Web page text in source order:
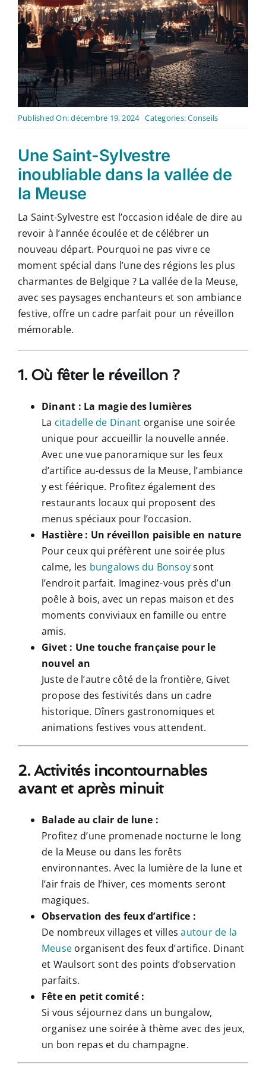
Contact
Français
Published On: décembre 19, 2024 Categories:Conseils
Une Saint-Sylvestre
inoubliable dans la vallée de
la Meuse
La Saint-Sylvestre est l’occasion idéale de dire au
revoir à l’année écoulée et de célébrer un
nouveau départ. Pourquoi ne pas vivre ce
moment spécial dans l’une des régions les plus
charmantes de Belgique ? La vallée de la Meuse,
avec ses paysages enchanteurs et son ambiance
festive, offre un cadre parfait pour un réveillon
mémorable.
1. Où fêter le réveillon ?
Dinant : La magie des lumières
La citadelle de Dinant organise une soirée
unique pour accueillir la nouvelle année.
Avec une vue panoramique sur les feux
d’artifice au-dessus de la Meuse, l’ambiance
y est féérique. Profitez également des
restaurants locaux qui proposent des
menus spéciaux pour l’occasion.
Hastière : Un réveillon paisible en nature
Pour ceux qui préfèrent une soirée plus
calme, les bungalows du Bonsoysont
l’endroit parfait. Imaginez-vous près d’un
poêle à bois, avec un repas maison et des
moments conviviaux en famille ou entre
amis.
Givet : Une touche française pour le
nouvel an
Juste de l’autre côté de la frontière, Givet
propose des festivités dans un cadre
historique. Dîners gastronomiques et
animations festives vous attendent.
2. Activités incontournables
avant et après minuit
Balade au clair de lune :
Profitez d’une promenade nocturne le long
de la Meuse ou dans les forêts
environnantes. Avec la lumière de la lune et
l’air frais de l’hiver, ces moments seront
magiques.
Observation des feux d’artifice :
De nombreux villages et villesautour de la
Meuse organisent des feux d’artifice. Dinant
et Waulsort sont des points d’observation
parfaits.
Fête en petit comité :
Si vous séjournez dans un bungalow,
organisez une soirée à thème avec des jeux,
un bon repas et du champagne.